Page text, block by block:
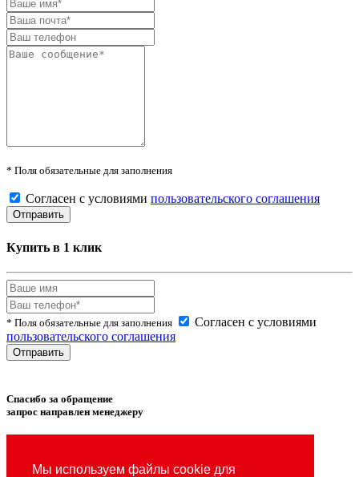
Мы используем файлы cookie для
* Поля обязательные для заполнения
Согласен с условиями пользовательского соглашения
Купить в 1 клик
* Поля обязательные для заполнения
Согласен с условиями
пользовательского соглашения
Спасибо за обращение
запрос направлен менеджеру